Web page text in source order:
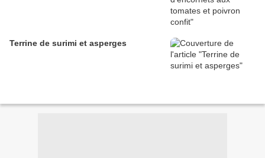
Terrine de surimi et asperges